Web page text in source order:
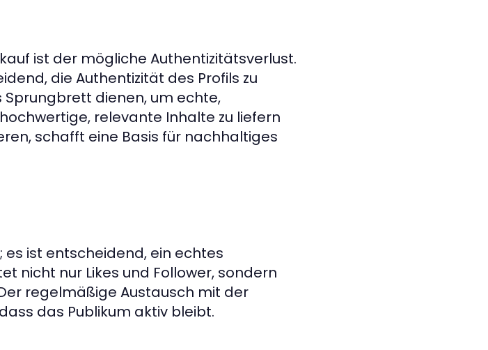
ist der mögliche Authentizitätsverlust.
die Authentizität des Profils zu
dienen, um echte,
relevante Inhalte zu liefern
schafft eine Basis für nachhaltiges
es ist entscheidend, ein echtes
nicht nur Likes und Follower, sondern
regelmäßige Austausch mit der
das Publikum aktiv bleibt.